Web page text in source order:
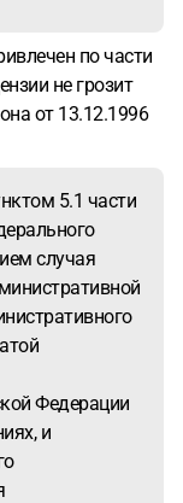
по части
не грозит
от 13.12.1996
5.1 части
случая
Федерации
и